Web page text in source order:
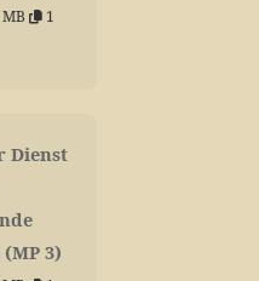
MB
1
Dienst
3)